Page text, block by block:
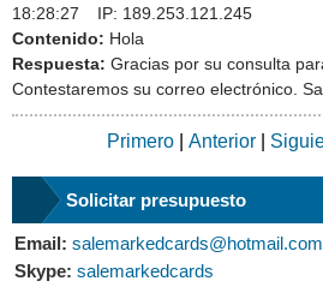
18:28:27
IP: 189.253.121.245
Contenido: Hola
Respuesta: Gracias por su consulta
Contestaremos su correo electrónico.
Primero Anterior
Solicitar presupuesto
Email: salemarkedcards@hotmail.com
Skype: salemarkedcards